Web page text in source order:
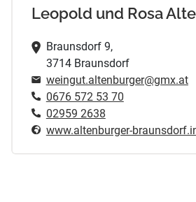
Leopold und Rosa
Braunsdorf 9,
3714 Braunsdorf
weingut.altenburger@gmx.at
0676 572 53 70
02959 2638
www.altenburger-